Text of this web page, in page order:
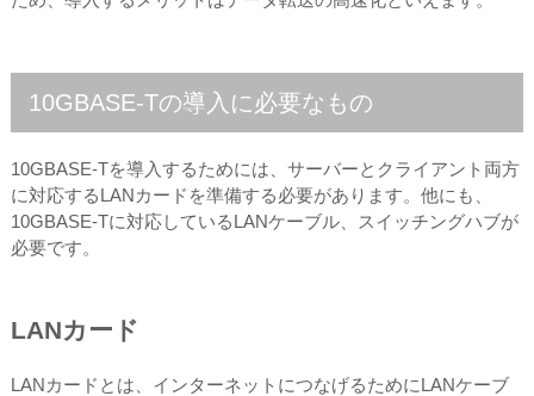
10GBASE-Tの導入に必要なもの
10GBASE-Tを導入するためには、サーバーとクライアント両方
に対応するLANカードを準備する必要があります。他にも、
10GBASE-Tに対応しているLANケーブル、スイッチングハブが
必要です。
LANカード
LANカードとは、インターネットにつなげるためにLANケーブ